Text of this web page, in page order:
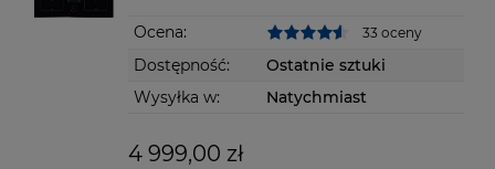
Ocena: 33 oceny
Dostępność:
Ostatnie sztuki
Wysyłka w:
Natychmiast
4 999,00 zł